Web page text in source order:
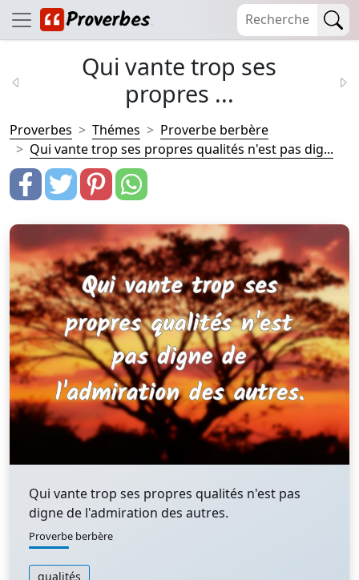
Qui vante trop ses
propres ...
Proverbes Thémes
Proverbe berbère
Qui vante trop ses propres qualités n'est pas dig...
Qui vante trop ses propres qualités n'est pas
digne de l'admiration des autres.
Proverbe berbère
qualités